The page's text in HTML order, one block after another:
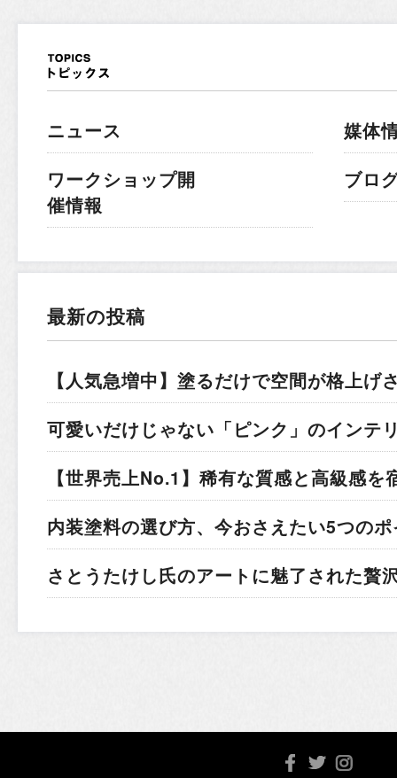
ニュース
ワークショップ開
催情報
媒体
ブロ
最新の投稿
【人気急増中】塗るだけで空間が格上げ
可愛いだけじゃない「ピンク」のインテ
【世界売上No.1】稀有な質感と高級感を
内装塗料の選び方、今おさえたい5つの
さとうたけし氏のアートに魅了された贅